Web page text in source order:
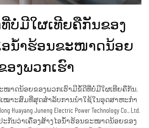
ບໍ່ມີໃຜເທີຍຄືກັນຂອງ
ອນ້ຳຮ້ອນຂະໜາດນ້ອຍ
ອງພວກເຮົາ
ໜາດນ້ອຍຂອງພວກເຮົາມີຂໍ້ດີທີ່ບໍ່ມີໃຜເທີຍຄືກັນ,
ເໝາະສົມທີ່ສຸດສຳລັບການນຳໃຊ້ໃນອຸດສາຫະກຳ
Juneng Electric Power Technology Co., Ltd.
ະກັນວ່າເຄື່ອງສ້າງໄອນ້ຳຮ້ອນຂະໜາດນ້ອຍຂອງ